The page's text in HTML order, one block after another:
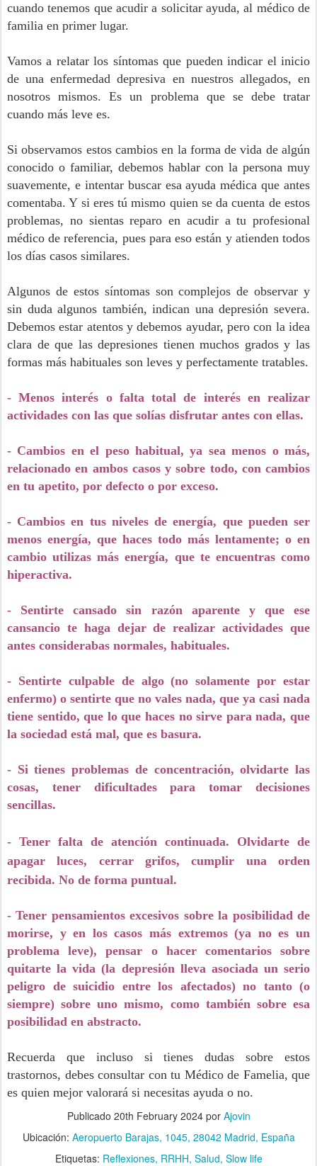
cuando tenemos que acudir a solicitar ayuda, al médico de
familia en primer lugar.
Vamos a relatar los síntomas que pueden indicar el inicio
de una enfermedad depresiva en nuestros allegados, en
nosotros mismos. Es un problema que se debe tratar
cuando más leve es.
Si observamos estos cambios en la forma de vida de algún
conocido o familiar, debemos hablar con la persona muy
suavemente, e intentar buscar esa ayuda médica que antes
comentaba. Y si eres tú mismo quien se da cuenta de estos
problemas, no sientas reparo en acudir a tu profesional
médico de referencia, pues para eso están y atienden todos
los días casos similares.
Algunos de estos síntomas son complejos de observar y
sin duda algunos también, indican una depresión severa.
Debemos estar atentos y debemos ayudar, pero con la idea
clara de que las depresiones tienen muchos grados y las
formas más habituales son leves y perfectamente tratables.
- Menos interés o falta total de interés en realizar
actividades con las que solías disfrutar antes con ellas.
- Cambios en el peso habitual, ya sea menos o más,
relacionado en ambos casos y sobre todo, con cambios
en tu apetito, por defecto o por exceso.
- Cambios en tus niveles de energía, que pueden ser
menos energía, que haces todo más lentamente; o en
cambio utilizas más energía, que te encuentras como
hiperactiva.
- Sentirte cansado sin razón aparente y que ese
cansancio te haga dejar de realizar actividades que
antes considerabas normales, habituales.
- Sentirte culpable de algo (no solamente por estar
enfermo) o sentirte que no vales nada, que ya casi nada
tiene sentido, que lo que haces no sirve para nada, que
la sociedad está mal, que es basura.
- Si tienes problemas de concentración, olvidarte las
cosas, tener dificultades para tomar decisiones
sencillas.
- Tener falta de atención continuada. Olvidarte de
apagar luces, cerrar grifos, cumplir una orden
recibida. No de forma puntual.
- Tener pensamientos excesivos sobre la posibilidad de
morirse, y en los casos más extremos (ya no es un
problema leve), pensar o hacer comentarios sobre
quitarte la vida (la depresión lleva asociada un serio
peligro de suicidio entre los afectados) no tanto (o
siempre) sobre uno mismo, como también sobre esa
posibilidad en abstracto.
Recuerda que incluso si tienes dudas sobre estos
trastornos, debes consultar con tu Médico de Famelia, que
es quien mejor valorará si necesitas ayuda o no.
Publicado 20th February 2024por Ajovin
Ubicación: Aeropuerto Barajas, 1045, 28042 Madrid, España
Etiquetas: Reflexiones RRHH Salud Slow life